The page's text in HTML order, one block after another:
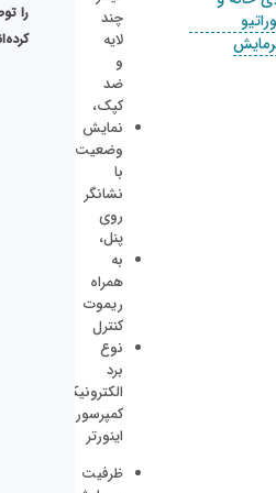
چند
لایه
و
ضد
کپک،
نمایش
وضعیت
با
نشانگر
روی
پنل،
به
همراه
ریموت
کنترل
نوع
برد
الکترونیکی
کمپرسور
اینورتر
ظرفیت
را